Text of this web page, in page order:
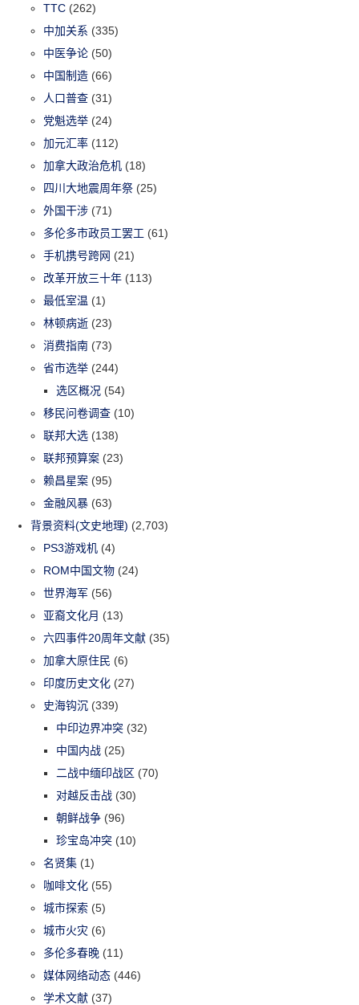
TTC (262)
中加关系 (335)
中医争论 (50)
中国制造 (66)
人口普查 (31)
党魁选举 (24)
加元汇率 (112)
加拿大政治危机 (18)
四川大地震周年祭 (25)
外国干涉 (71)
多伦多市政员工罢工 (61)
手机携号跨网 (21)
改革开放三十年 (113)
最低室温 (1)
林顿病逝 (23)
消费指南 (73)
省市选举 (244)
选区概况 (54)
移民问卷调查 (10)
联邦大选 (138)
联邦预算案 (23)
赖昌星案 (95)
金融风暴 (63)
背景资料(文史地理) (2,703)
PS3游戏机 (4)
ROM中国文物 (24)
世界海军 (56)
亚裔文化月 (13)
六四事件20周年文献 (35)
加拿大原住民 (6)
印度历史文化 (27)
史海钩沉 (339)
中印边界冲突 (32)
中国内战 (25)
二战中缅印战区 (70)
对越反击战 (30)
朝鲜战争 (96)
珍宝岛冲突 (10)
名贤集 (1)
咖啡文化 (55)
城市探索 (5)
城市火灾 (6)
多伦多春晚 (11)
媒体网络动态 (446)
学术文献 (37)